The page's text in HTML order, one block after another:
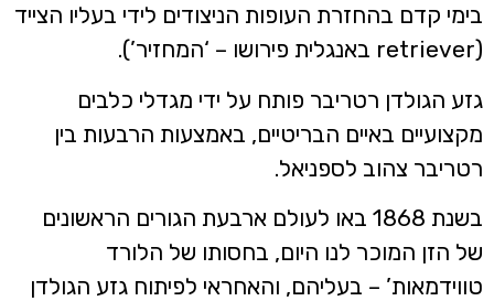
קדם בהחזרת העופות הניצודים לידי בעליו הצייד
הגולדן רטריבר פותח על ידי מגדלי כלבים
באיים הבריטיים, באמצעות הרבעות בין
צהוב לספניאל.
בשנת 1868 באו לעולם ארבעת הגורים הראשונים
הזן המוכר לנו היום, בחסותו של הלורד
– בעליהם, והאחראי לפיתוח גזע הגולדן